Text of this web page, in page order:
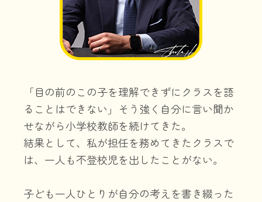
「目の前のこの子を理解できずにクラスを語
ることはできない」そ う強く自分に言い聞か
せながら小学校教師を続けてきた。
結果として、私が担任を務めてきたクラスで
は、一人も不登校児を出したこ とがない。
子ども一人ひとりが自分の考えを書き綴った